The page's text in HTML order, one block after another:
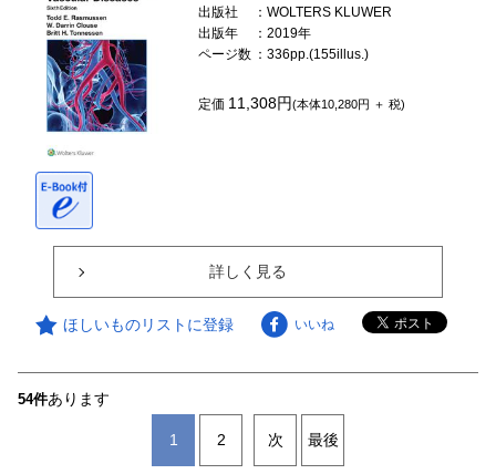
出版社
：WOLTERS KLUWER
出版年
：2019年
ページ数 ：336pp.(155illus.)
定価 11,308円(本体10,280円 ＋ 税)
詳しく見る
ほしいものリストに登録 いいね
54件あります
1 2 次 最後